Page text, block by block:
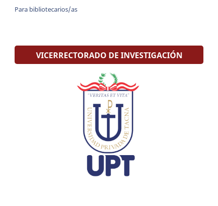
Para bibliotecarios/as
VICERRECTORADO DE INVESTIGACIÓN